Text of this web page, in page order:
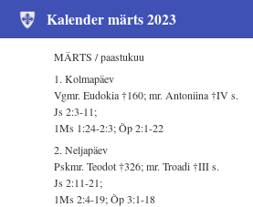
Kalender märts 2023
MÄRTS / paastukuu
1. Kolmapäev
Vgmr. Eudokia †160; mr. Antoniina †IV s.
Js 2:3-11;
1Ms 1:24-2:3; Õp 2:1-22
2. Neljapäev
Pskmr. Teodot †326; mr. Troadi †III s.
Js 2:11-21;
1Ms 2:4-19; Õp 3:1-18